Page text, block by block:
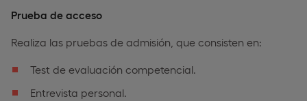
Prueba de acceso
Realiza las pruebas de admisión, que consisten en:
Test de evaluación competencial.
Entrevista personal.